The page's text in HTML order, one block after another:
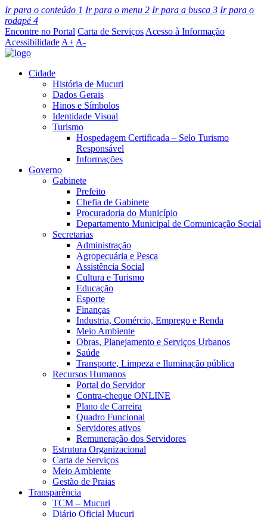
Ir para o conteúdo 1 Ir para o menu 2 Ir para a busca 3 Ir para o
rodapé4
Encontre no Portal Carta de Serviços Acesso à Informação
Acessibilidade A+ A-
Cidade
História de Mucuri
Dados Gerais
Hinos e Símbolos
Identidade Visual
Turismo
Hospedagem Certificada – Selo Turismo
Responsável
Informações
Governo
Gabinete
Prefeito
Chefia de Gabinete
Procuradoria do Município
Departamento Municipal de Comunicação Social
Secretarias
Administração
Agropecuária e Pesca
Assistência Social
Cultura e Turismo
Educação
Esporte
Finanças
Industria, Comércio, Emprego e Renda
Meio Ambiente
Obras, Planejamento e Serviços Urbanos
Saúde
Transporte, Limpeza e Iluminação pública
Recursos Humanos
Portal do Servidor
Contra-cheque ONLINE
Plano de Carreira
Quadro Funcional
Servidores ativos
Remuneração dos Servidores
Estrutura Organizacional
Carta de Serviços
Meio Ambiente
Gestão de Praias
Transparência
TCM – Mucuri
Diário Oficial Mucuri